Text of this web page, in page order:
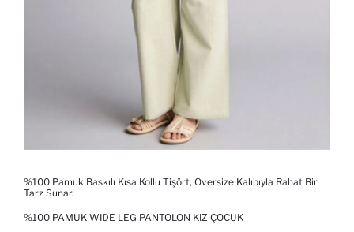
%100 Pamuk Baskılı Kısa Kollu Tişört, Oversize Kalıbıyla Rahat Bir
Tarz Sunar.
%100 PAMUK WIDE LEG PANTOLON KIZ ÇOCUK